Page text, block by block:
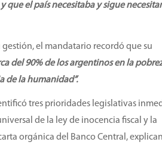
que el país necesitaba y sigue
el mandatario recordó que su
del 90% de los argentinos en la
de la humanidad”.
tres prioridades legislativas
de la ley de inocencia fiscal y la
orgánica del Banco Central,